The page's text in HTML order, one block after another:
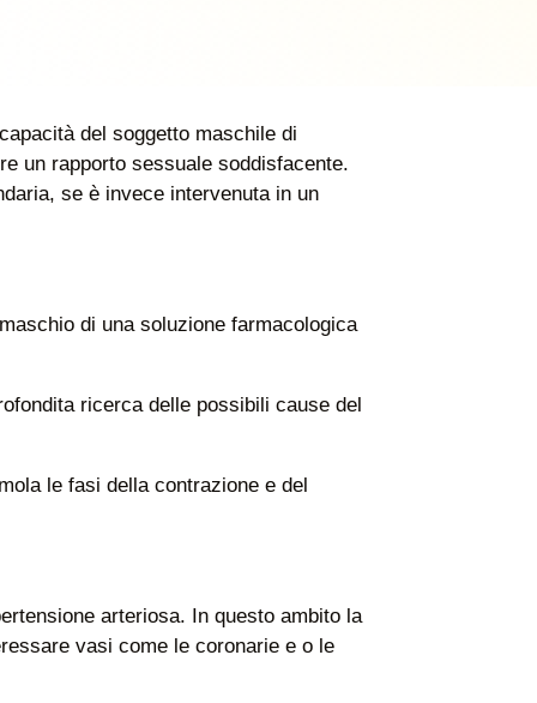
del soggetto maschile di
un rapporto sessuale soddisfacente.
se è invece intervenuta in un
di una soluzione farmacologica
ricerca delle possibili cause del
le fasi della contrazione e del
arteriosa. In questo ambito la
vasi come le coronarie e o le